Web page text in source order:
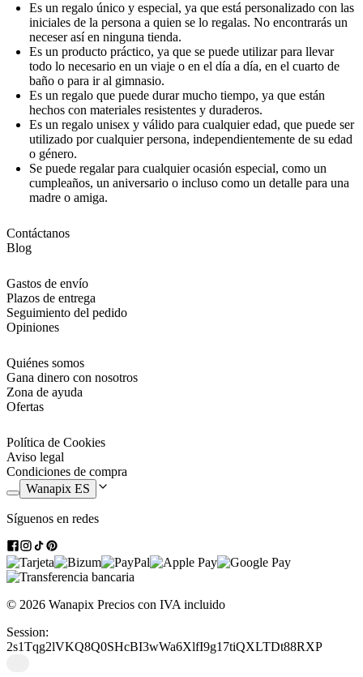
Es un regalo único y especial, ya que está personalizado con las
iniciales de la persona a quien se lo regalas. No encontrarás un
neceser así en ninguna tienda.
Es un producto práctico, ya que se puede utilizar para llevar
todo lo necesario en un viaje o en el día a día, en el cuarto de
baño o para ir al gimnasio.
Es un regalo que puede durar mucho tiempo, ya que están
hechos con materiales resistentes y duraderos.
Es un regalo unisex y válido para cualquier edad, que puede ser
utilizado por cualquier persona, independientemente de su edad
o género.
Se puede regalar para cualquier ocasión especial, como un
cumpleaños, un aniversario o incluso como un detalle para una
madre o amiga.
Contáctanos
Blog
Gastos de envío
Plazos de entrega
Seguimiento del pedido
Opiniones
Quiénes somos
Gana dinero con nosotros
Zona de ayuda
Ofertas
Política de Cookies
Aviso legal
Condiciones de compra
Wanapix ES
Síguenos en redes
© 2026 Wanapix Precios con IVA incluido
Session:
2s1Tqg2lVKQ8Q0SHcBI3wWa6XlfI9g17tiQXLTDt88RXP